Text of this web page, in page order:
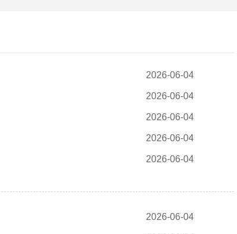
2026-06-04
2026-06-04
2026-06-04
2026-06-04
2026-06-04
2026-06-04